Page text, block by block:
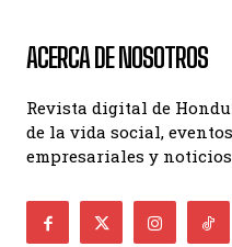
ACERCA DE NOSOTROS
Revista digital de
de la vida social, eventos
empresariales y